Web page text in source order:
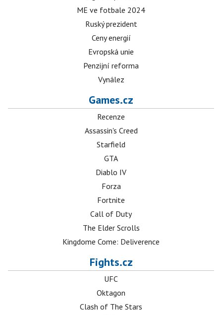
ME ve fotbale 2024
Ruský prezident
Ceny energií
Evropská unie
Penzijní reforma
Vynález
Games.cz
Recenze
Assassin's Creed
Starfield
GTA
Diablo IV
Forza
Fortnite
Call of Duty
The Elder Scrolls
Kingdome Come: Deliverence
Fights.cz
UFC
Oktagon
Clash of The Stars